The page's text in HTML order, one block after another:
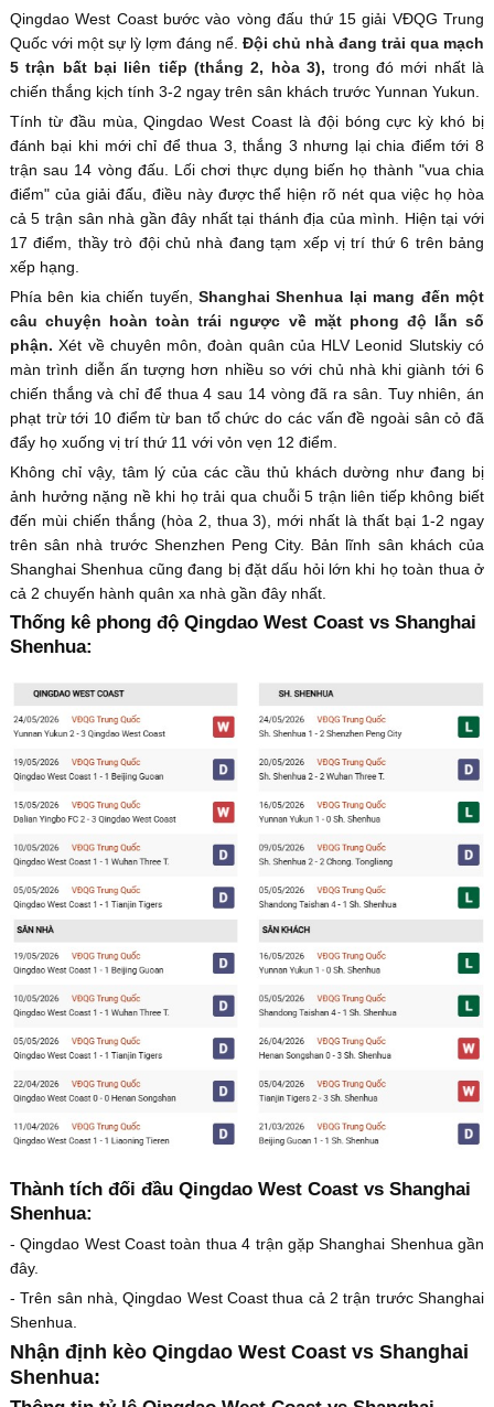
Qingdao West Coast bước vào vòng đấu thứ 15 giải VĐQG Trung
Quốc với một sự lỳ lợm đáng nể. Đội chủ nhà đang trải qua mạch
5 trận bất bại liên tiếp (thắng 2, hòa 3), trong đó mới nhất là
chiến thắng kịch tính 3-2 ngay trên sân khách trước Yunnan Yukun.
Tính từ đầu mùa, Qingdao West Coast là đội bóng cực kỳ khó bị
đánh bại khi mới chỉ để thua 3, thắng 3 nhưng lại chia điểm tới 8
trận sau 14 vòng đấu. Lối chơi thực dụng biến họ thành "vua chia
điểm" của giải đấu, điều này được thể hiện rõ nét qua việc họ hòa
cả 5 trận sân nhà gần đây nhất tại thánh địa của mình. Hiện tại với
17 điểm, thầy trò đội chủ nhà đang tạm xếp vị trí thứ 6 trên bảng
xếp hạng.
Phía bên kia chiến tuyến, Shanghai Shenhua lại mang đến một
câu chuyện hoàn toàn trái ngược về mặt phong độ lẫn số
phận. Xét về chuyên môn, đoàn quân của HLV Leonid Slutskiy có
màn trình diễn ấn tượng hơn nhiều so với chủ nhà khi giành tới 6
chiến thắng và chỉ để thua 4 sau 14 vòng đã ra sân. Tuy nhiên, án
phạt trừ tới 10 điểm từ ban tổ chức do các vấn đề ngoài sân cỏ đã
đẩy họ xuống vị trí thứ 11 với vỏn vẹn 12 điểm.
Không chỉ vậy, tâm lý của các cầu thủ khách dường như đang bị
ảnh hưởng nặng nề khi họ trải qua chuỗi 5 trận liên tiếp không biết
đến mùi chiến thắng (hòa 2, thua 3), mới nhất là thất bại 1-2 ngay
trên sân nhà trước Shenzhen Peng City. Bản lĩnh sân khách của
Shanghai Shenhua cũng đang bị đặt dấu hỏi lớn khi họ toàn thua ở
cả 2 chuyến hành quân xa nhà gần đây nhất.
Thống kê phong độ Qingdao West Coast vs Shanghai
Shenhua:
Thành tích đối đầu Qingdao West Coast vs Shanghai
Shenhua:
- Qingdao West Coast toàn thua 4 trận gặp Shanghai Shenhua gần
đây.
- Trên sân nhà, Qingdao West Coast thua cả 2 trận trước Shanghai
Shenhua.
Nhận định kèo Qingdao West Coast vs Shanghai
Shenhua: